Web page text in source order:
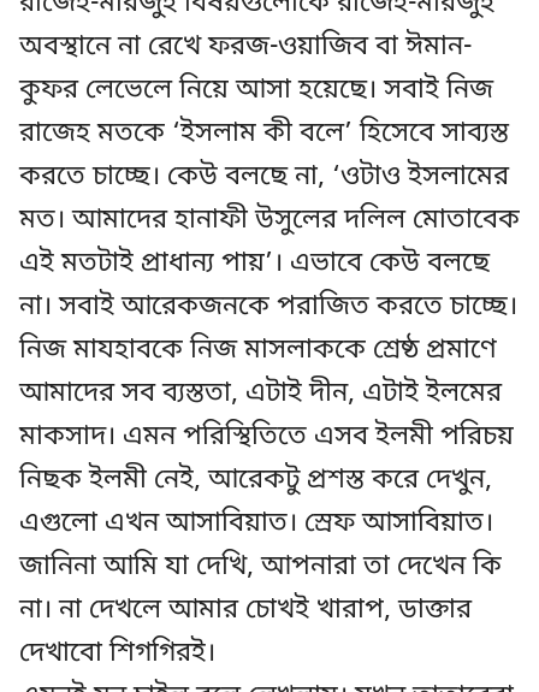
অবস্থানে না রেখে ফরজ-ওয়াজিব বা ঈমান-
কুফর লেভেলে নিয়ে আসা হয়েছে। সবাই নিজ
রাজেহ মতকে ‘ইসলাম কী বলে’ হিসেবে সাব্যস্ত
করতে চাচ্ছে। কেউ বলছে না, ‘ওটাও ইসলামের
মত। আমাদের হানাফী উসুলের দলিল মোতাবেক
এই মতটাই প্রাধান্য পায়’। এভাবে কেউ বলছে
না। সবাই আরেকজনকে পরাজিত করতে চাচ্ছে।
নিজ মাযহাবকে নিজ মাসলাককে শ্রেষ্ঠ প্রমাণে
আমাদের সব ব্যস্ততা, এটাই দীন, এটাই ইলমের
মাকসাদ। এমন পরিস্থিতিতে এসব ইলমী পরিচয়
নিছক ইলমী নেই, আরেকটু প্রশস্ত করে দেখুন,
এগুলো এখন আসাবিয়াত। স্রেফ আসাবিয়াত।
জানিনা আমি যা দেখি, আপনারা তা দেখেন কি
না। না দেখলে আমার চোখই খারাপ, ডাক্তার
দেখাবো শিগগিরই।